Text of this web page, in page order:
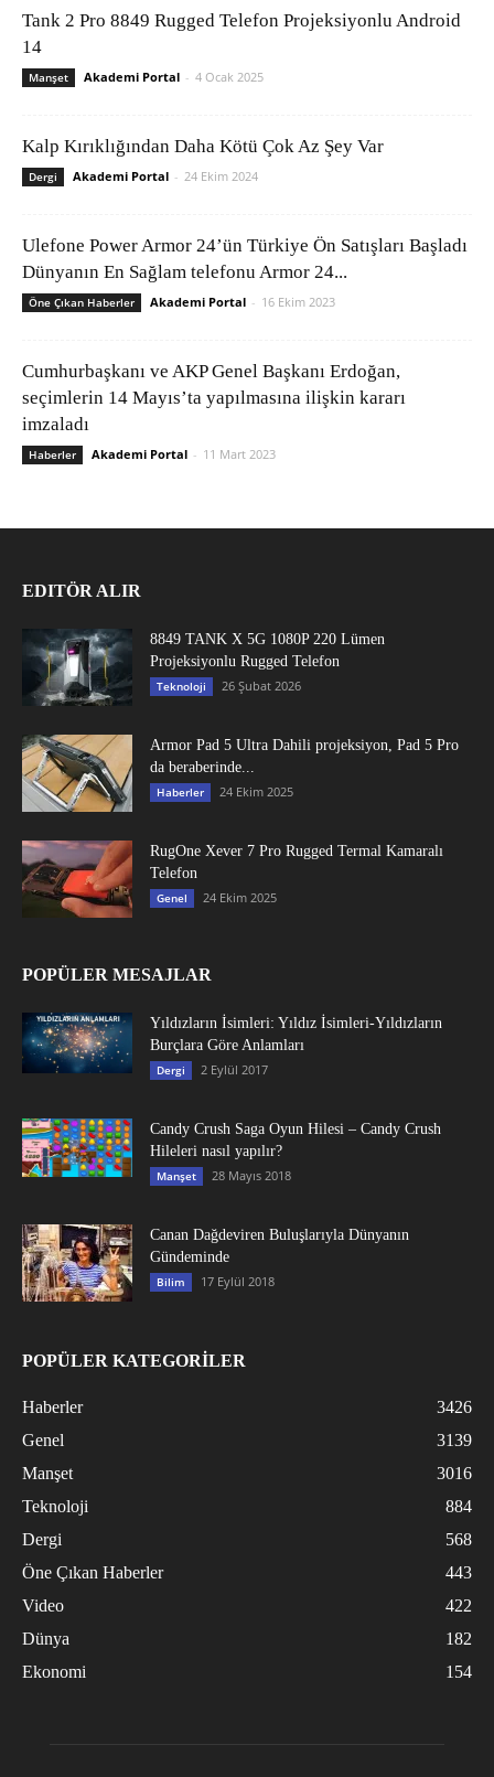
Tank 2 Pro 8849 Rugged Telefon Projeksiyonlu Android
14
Manşet Akademi Portal - 4 Ocak 2025
Kalp Kırıklığından Daha Kötü Çok Az Şey Var
Dergi Akademi Portal - 24 Ekim 2024
Ulefone Power Armor 24’ün Türkiye Ön Satışları Başladı
Dünyanın En Sağlam telefonu Armor 24...
Öne Çıkan Haberler Akademi Portal - 16 Ekim 2023
Cumhurbaşkanı ve AKP Genel Başkanı Erdoğan,
seçimlerin 14 Mayıs’ta yapılmasına ilişkin kararı
imzaladı
Haberler Akademi Portal - 11 Mart 2023
EDITÖR ALIR
8849 TANK X 5G 1080P 220 Lümen
Projeksiyonlu Rugged Telefon
Teknoloji 26 Şubat 2026
Armor Pad 5 Ultra Dahili projeksiyon, Pad 5 Pro
da beraberinde...
Haberler 24 Ekim 2025
RugOne Xever 7 Pro Rugged Termal Kamaralı
Telefon
Genel 24 Ekim 2025
POPÜLER MESAJLAR
Yıldızların İsimleri: Yıldız İsimleri-Yıldızların
Burçlara Göre Anlamları
Dergi 2 Eylül 2017
Candy Crush Saga Oyun Hilesi – Candy Crush
Hileleri nasıl yapılır?
Manşet 28 Mayıs 2018
Canan Dağdeviren Buluşlarıyla Dünyanın
Gündeminde
Bilim 17 Eylül 2018
POPÜLER KATEGORİLER
Haberler
3426
Genel
3139
Manşet
3016
Teknoloji
884
Dergi
568
Öne Çıkan Haberler
443
Video
422
Dünya
182
Ekonomi
154